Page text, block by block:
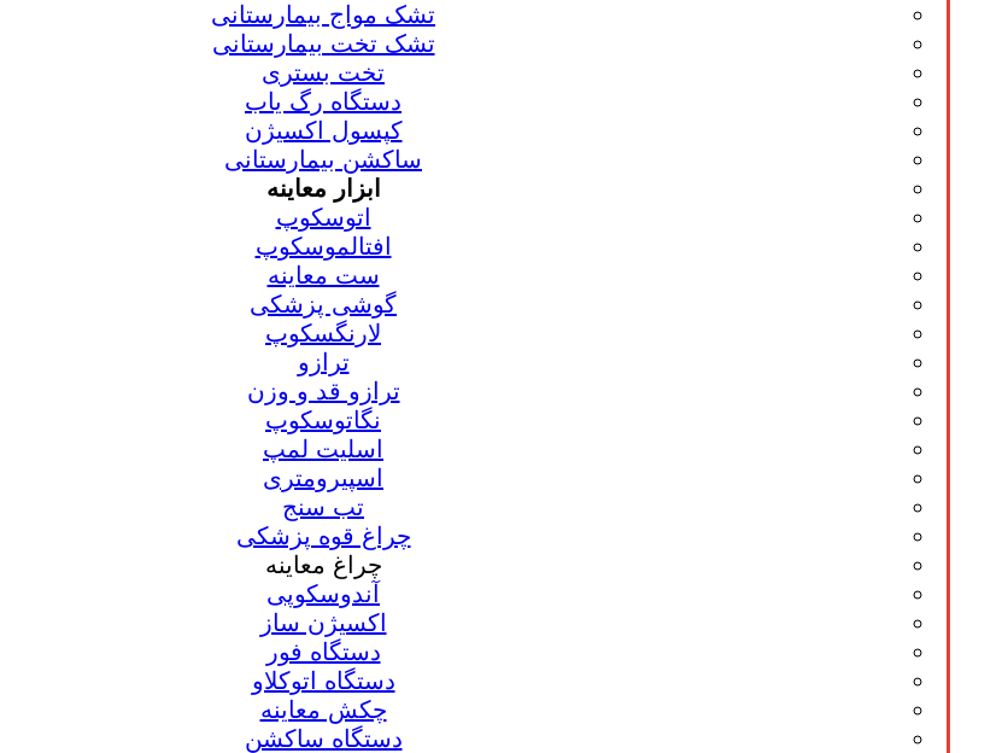
تشک مواج بیمارستانی
تشک تخت بیمارستانی
تخت بستری
دستگاه رگ یاب
کپسول اکسیژن
ساکشن بیمارستانی
ابزار معاینه
اتوسکوپ
افتالموسکوپ
ست معاینه
گوشی پزشکی
لارنگسکوپ
ترازو
ترازو قد و وزن
نگاتوسکوپ
اسلیت لمپ
اسپیرومتری
تب سنج
چراغ قوه پزشکی
چراغ معاینه
آندوسکوپی
اکسیژن ساز
دستگاه فور
دستگاه اتوکلاو
چکش معاینه
دستگاه ساکشن